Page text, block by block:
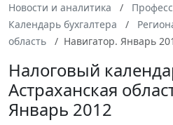
Новости и аналитика
Календарь бухгалтера
область
Навигатор. Январь
Налоговый
Астраханская
Январь 2012